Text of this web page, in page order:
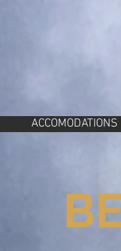
ACCOMODATIONS